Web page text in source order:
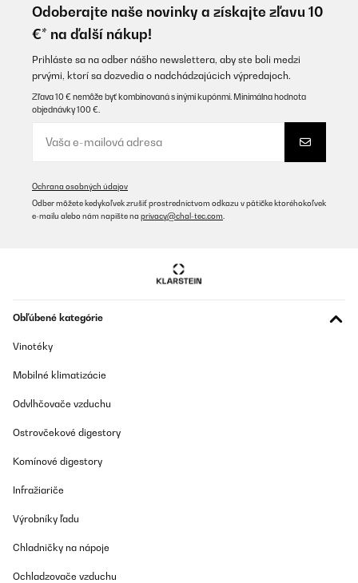
das wir im modernen Industrial Style gestaltet haben. Der
Blumfeldt Heizkörper in anthrazit fügte sich dazu perfekt in das
Bad ein - das Design ist nicht nur modern sondern auch sehr
edel und zweckmäßig.Schon beim Auspacken konnten wir uns
von der guten Verarbeitung überzeugen.Die Lackierung ist glatt
und fehlerfrei und harmoniert super mit unserer Fensterfarbe im
RAL7022 Farbton.Die Montage konnte dank der mitgelieferten
Wandschrauben problemlos erfolgen. Die Wandschrauben sind
relativ lang, sodass der Heizkörper fest an der Wand hängt und
nicht wackelt. Da sich unser Kleinkind gern überall hochzieht,
da alle Flächen eben sind. Im Vergleich zu herkömmlichen
Badheizkörpern ist das traumhaft und spart unheimlich viel Zeit
relativ großes Bad mit 14m2 wird damit problemlos beheizt.Alles
in allem sind wir bisher rundum zufrieden mit dem Heizkörper
und würden ihn uns für unser anderes Bad auch wieder kaufen!
25/04/2023
Dieses Produkt hat mich wirklich begeistert!Zunächst einmal
verarbeitet ist. Er sieht nicht nur robust und stabil aus, sondern
auf dem Heizkörper aufhängen und sie trocknen schnell und
effektiv. Das spart mir nicht nur Zeit, sondern auch
trocknen muss.Ein weiterer großer Vorteil des
Das mitgelieferte Installationskit und die Anleitung haben mir
befestigen. Ich bin wirklich kein Experte in Sachen Heimwerken,
schätze, ist, dass der Handtuchheizkörper sehr platzsparend ist.
Ich habe eine kleine Wohnung und war besorgt darüber, dass er
Heizkörper hat eine schlanke und elegante Form und fügt sich gut
dem Handtuchheizkörper. Er ist funktional, gut verarbeitet,
Odoberajte naše novinky a získajte zľavu 10
€* na ďalší nákup!
Prihláste sa na odber nášho newslettera, aby ste boli medzi
prvými, ktorí sa dozvedia o nadchádzajúcich výpredajoch.
Zľava 10 € nemôže byť kombinovaná s inými kupónmi. Minimálna hodnota
objednávky 100 €.
Ochrana osobných údajov
Odber môžete kedykoľvek zrušiť prostredníctvom odkazu v pätičke ktoréhokoľvek
e-mailu alebo nám napíšte na privacy@chal-tec.com
Obľúbené kategórie
Vinotéky
Mobilné klimatizácie
Odvlhčovače vzduchu
Ostrovčekové digestory
Komínové digestory
Infražiariče
Výrobníky ľadu
Chladničky na nápoje
Ochladzovače vzduchu